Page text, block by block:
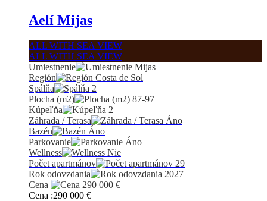
Aelí Mijas
ALL WITH SEA VIEW
ALL WITH SEA VIEW
Umiestnenie
Mijas
Región
Costa de Sol
Spálňa
2
Plocha (m2)
87-97
Kúpeľňa
2
Záhrada / Terasa
Áno
Bazén
Áno
Parkovanie
Áno
Wellness
Nie
Počet apartmánov
29
Rok odovzdania
2027
Cena
290 000 €
Cena :290 000 €